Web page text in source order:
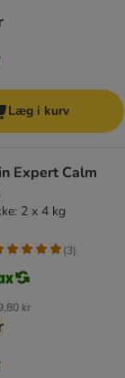
Læg i kurv
Expert Calm
2 x 4 kg
kr
(3)